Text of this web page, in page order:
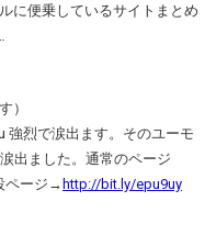
に便乗しているサイトまとめ
）
強烈で涙出ます。そのユーモ
出ました。通常のページ
ページ→ http://bit.ly/epu9uy